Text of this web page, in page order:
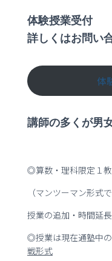
体験授業受付
詳しくはお問い
体
講師の多くが男
◎算数・理科限定１
（マンツーマン形式
授業の追加・時間延
◎授業は現在通塾中
戦形式